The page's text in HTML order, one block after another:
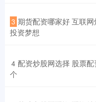
3 期货配资哪家好 互联
投资梦想
4 配资炒股网选择 股票
个